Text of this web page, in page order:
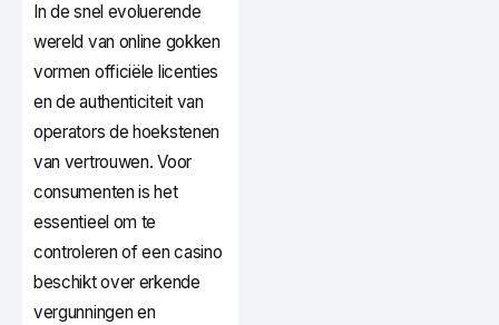
In de snel evoluerende
wereld van online gokken
vormen officiële licenties
en de authenticiteit van
operators de hoekstenen
van vertrouwen. Voor
consumenten is het
essentieel om te
controleren of een casino
beschikt over erkende
vergunningen en